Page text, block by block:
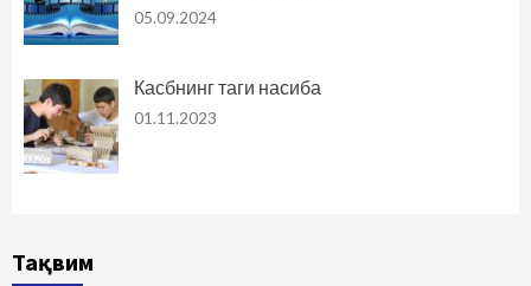
05.09.2024
Касбнинг таги насиба
01.11.2023
Тақвим